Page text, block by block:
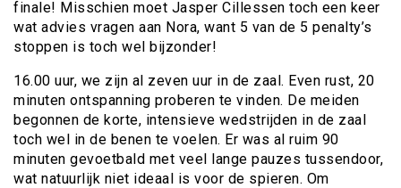
finale! Misschien moet Jasper Cillessen toch een keer
wat advies vragen aan Nora, want 5 van de 5 penalty’s
stoppen is toch wel bijzonder!
16.00 uur, we zijn al zeven uur in de zaal. Even rust, 20
minuten ontspanning proberen te vinden. De meiden
begonnen de korte, intensieve wedstrijden in de zaal
toch wel in de benen te voelen. Er was al ruim 90
minuten gevoetbald met veel lange pauzes tussendoor,
wat natuurlijk niet ideaal is voor de spieren. Om